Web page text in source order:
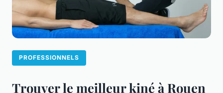
PROFESSIONNELS
Trouver le meilleur kiné à Rouen